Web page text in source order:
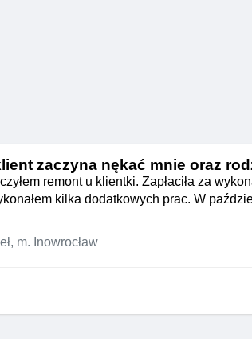
zaczyna nękać mnie oraz
remont u klientki. Zapłaciła za
kilka dodatkowych prac. W
m. Inowrocław